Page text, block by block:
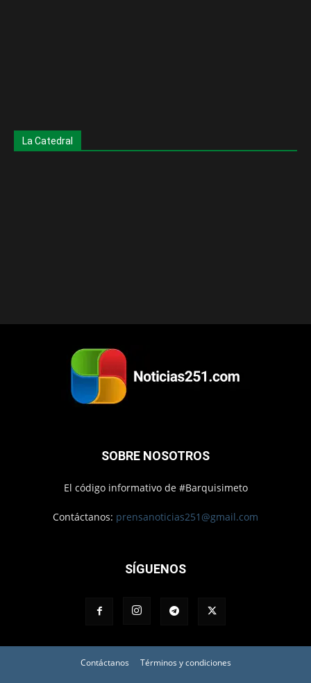
La Catedral
SOBRE NOSOTROS
El código informativo de #Barquisimeto
Contáctanos: prensanoticias251@gmail.com
SÍGUENOS
Contáctanos Términos y condiciones